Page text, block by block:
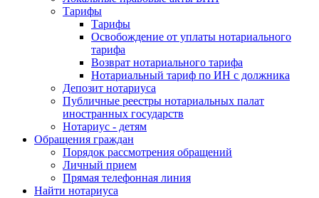
Тарифы
Тарифы
Освобождение от уплаты нотариального
тарифа
Возврат нотариального тарифа
Нотариальный тариф по ИН с должника
Депозит нотариуса
Публичные реестры нотариальных палат
иностранных государств
Нотариус - детям
Обращения граждан
Порядок рассмотрения обращений
Личный прием
Прямая телефонная линия
Найти нотариуса